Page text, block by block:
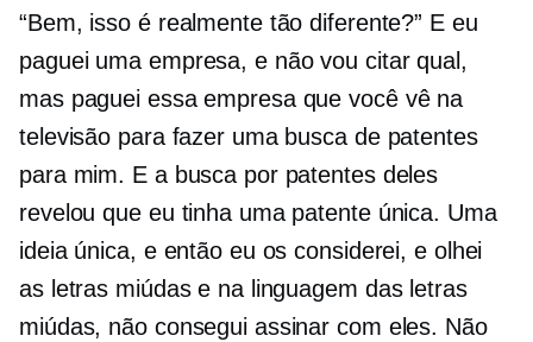
“Bem, isso é realmente tão diferente?” E eu
paguei uma empresa, e não vou citar qual,
mas paguei essa empresa que você vê na
televisão para fazer uma busca de patentes
para mim. E a busca por patentes deles
revelou que eu tinha uma patente única. Uma
ideia única, e então eu os considerei, e olhei
as letras miúdas e na linguagem das letras
miúdas, não consegui assinar com eles. Não